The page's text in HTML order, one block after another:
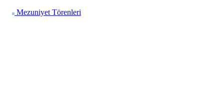
Mezuniyet Törenleri